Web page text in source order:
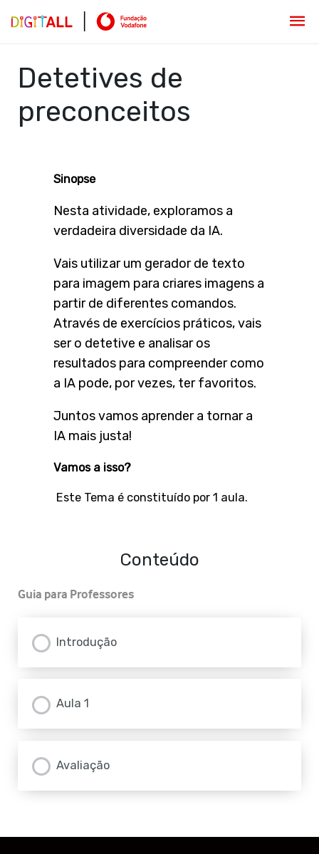
Detetives de
preconceitos
Sinopse
Nesta atividade, exploramos a
verdadeira diversidade da IA.
Vais utilizar um gerador de texto
para imagem para criares imagens a
partir de diferentes comandos.
Através de exercícios práticos, vais
ser o detetive e analisar os
resultados para compreender como
a IA pode, por vezes, ter favoritos.
Juntos vamos aprender a tornar a
IA mais justa!
Vamos a isso?
Este Tema é constituído por 1 aula.
Conteúdo
Guia para Professores
Introdução
Aula 1
Avaliação